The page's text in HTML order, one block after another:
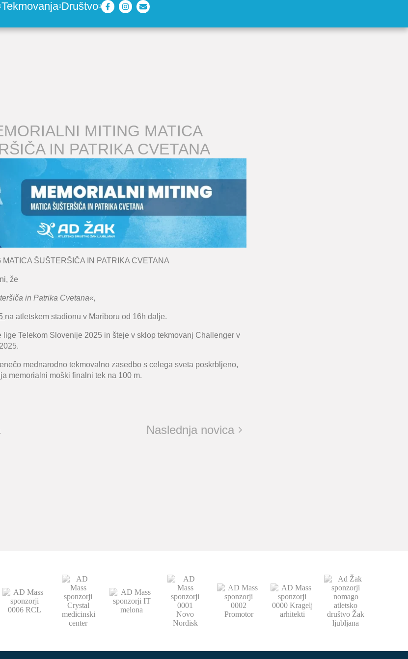
Tekmovanja Društvo
MITING MATICA
IN PATRIKA CVETANA
MATICA ŠUŠTERŠIČA IN PATRIKA CVETANA
že
in Patrika Cvetana«,
na atletskem stadionu v Mariboru od 16h dalje.
lige Telekom Slovenije 2025 in šteje v sklop tekmovanj Challenger v
mednarodno tekmovalno zasedbo s celega sveta poskrbljeno,
memorialni moški finalni tek na 100 m.
Naslednja novica